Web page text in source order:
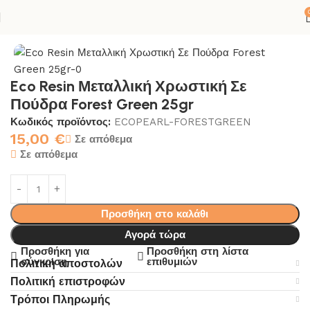
Eco Resin Μεταλλική Χρωστική Σε
Πούδρα Forest Green 25gr
Κωδικός προϊόντος: ECOPEARL-FORESTGREEN
15,00 €
Σε απόθεμα
Σε απόθεμα
Προσθήκη στο καλάθι
Αγορά τώρα
Προσθήκη για
σύγκριση
Προσθήκη στη λίστα
επιθυμιών
Πολιτική αποστολών
Πολιτική επιστροφών
Τρόποι Πληρωμής